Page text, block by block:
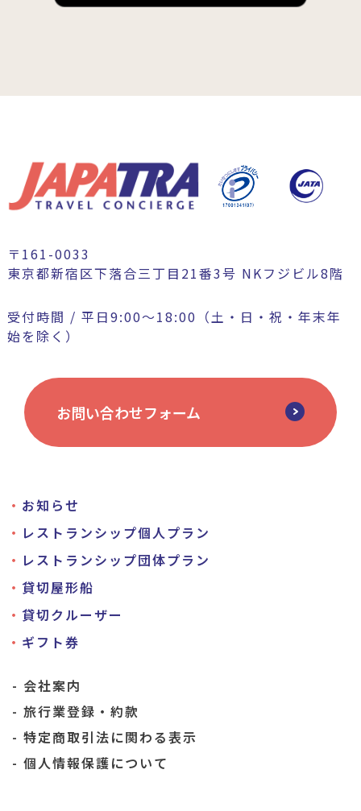
〒161-0033
東京都新宿区下落合三丁目21番3号 NKフジビル8階
受付時間 / 平日9:00〜18:00（土・日・祝・年末年
始を除く）
お問い合わせフォーム
お知らせ
レストランシップ個人プラン
レストランシップ団体プラン
貸切屋形船
貸切クルーザー
ギフト券
会社案内
旅行業登録・約款
特定商取引法に関わる表示
個人情報保護について